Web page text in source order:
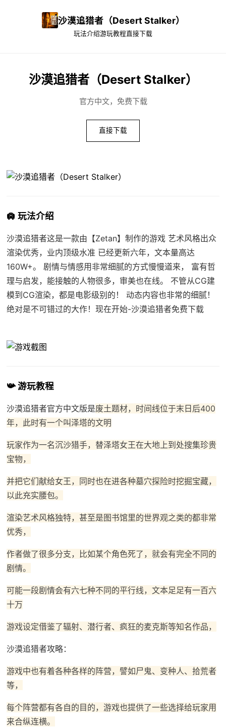
沙漠追猎者（Desert Stalker）
玩法介绍游玩教程直接下载
沙漠追猎者（Desert Stalker）
官方中文，免费下载
直接下载
🛄 玩法介绍
沙漠追猎者这是一款由【Zetan】制作的游戏 艺术风格出众
渲染优秀，业内顶级水准 已经更新六年，文本量高达
160W+。 剧情与情感用非常细腻的方式慢慢道来， 富有哲
理与启发，能接触的人物很多，审美也在线。 不管从CG建
模到CG渲染，都是电影级别的！ 动态内容也非常的细腻！
绝对是不可错过的大作！现在开始-沙漠追猎者免费下载
📯 游玩教程
沙漠追猎者官方中文版是废土题材，时间线位于末日后400
年，此时有一个叫泽塔的文明
玩家作为一名沉沙猎手，替泽塔女王在大地上到处搜集珍贵
宝物，
并把它们献给女王，同时也在进各种墓穴探险时挖掘宝藏，
以此充实腰包。
渲染艺术风格独特，甚至是图书馆里的世界观之类的都非常
优秀，
作者做了很多分支，比如某个角色死了，就会有完全不同的
剧情。
可能一段剧情会有六七种不同的平行线，文本足足有一百六
十万
游戏设定借鉴了辐射、潜行者、疯狂的麦克斯等知名作品，
沙漠追猎者攻略：
游戏中也有着各种各样的阵营，譬如尸鬼、变种人、拾荒者
等，
每个阵营都有各自的目的，游戏也提供了一些选择给玩家用
来合纵连横。